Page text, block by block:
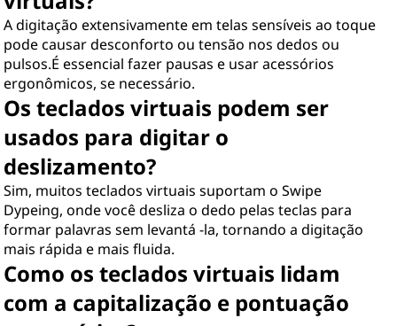
A digitação extensivamente em telas sensíveis ao toque
pode causar desconforto ou tensão nos dedos ou
pulsos.É essencial fazer pausas e usar acessórios
ergonômicos, se necessário.
Os teclados virtuais podem ser
usados ​​para digitar o
deslizamento?
Sim, muitos teclados virtuais suportam o Swipe
Dypeing, onde você desliza o dedo pelas teclas para
formar palavras sem levantá -la, tornando a digitação
mais rápida e mais fluida.
Como os teclados virtuais lidam
com a capitalização e pontuação